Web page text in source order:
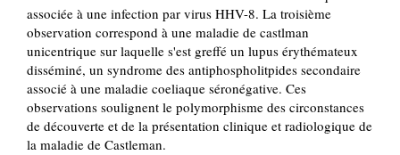
associée à une infection par virus HHV-8. La troisième
observation correspond à une maladie de castlman
unicentrique sur laquelle s'est greffé un lupus érythémateux
disséminé, un syndrome des antiphospholitpides secondaire
associé à une maladie coeliaque séronégative. Ces
observations soulignent le polymorphisme des circonstances
de découverte et de la présentation clinique et radiologique de
la maladie de Castleman.